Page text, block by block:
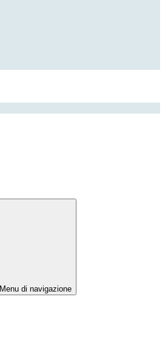
Menu di navigazione